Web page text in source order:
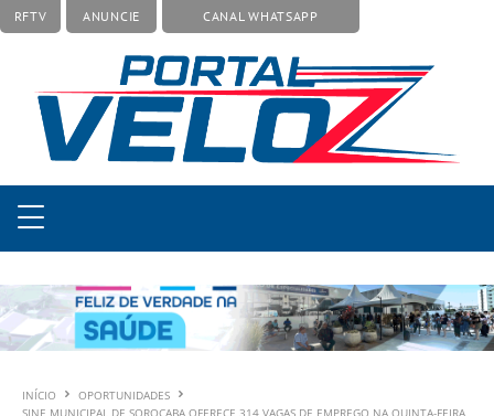
RFTV ANUNCIE CANAL WHATSAPP
INÍCIO
OPORTUNIDADES
SINE MUNICIPAL DE SOROCABA OFERECE 314 VAGAS DE EMPREGO NA QUINTA-FEIRA